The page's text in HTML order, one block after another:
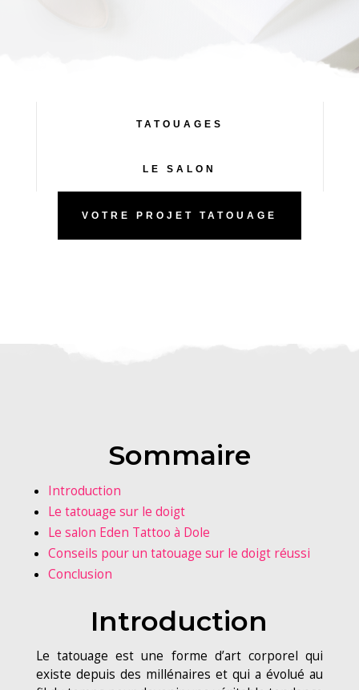
TATOUAGES
LE SALON
VOTRE PROJET TATOUAGE
Sommaire
Introduction
Le tatouage sur le doigt
Le salon Eden Tattoo à Dole
Conseils pour un tatouage sur le doigt réussi
Conclusion
Introduction
Le tatouage est une forme d’art corporel qui
existe depuis des millénaires et qui a évolué au